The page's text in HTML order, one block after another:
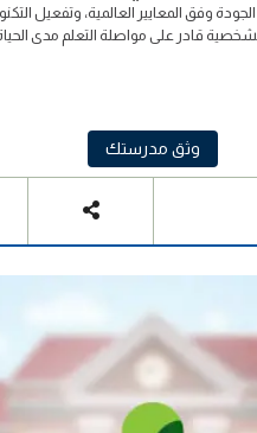
وفق المعايير العالمية، وتفعيل
قادر على مواصلة التعلم مدى
وثق مدرستك